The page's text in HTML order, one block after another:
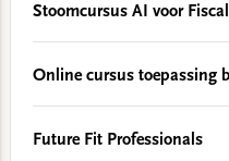
Stoomcursus AI voor
Online cursus toepassing
Future Fit Professionals